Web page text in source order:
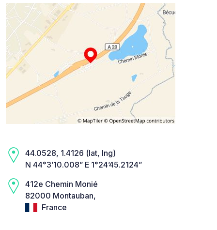
44.0528, 1.4126 (lat, lng)
N 44°3’10.008” E 1°24’45.2124”
412e Chemin Monié
82000 Montauban,
France